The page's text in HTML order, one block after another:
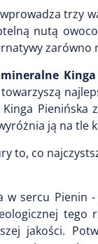
trzy
nutą
Pienińska
ją na tle
to, co
sercu Pienin
jakości.